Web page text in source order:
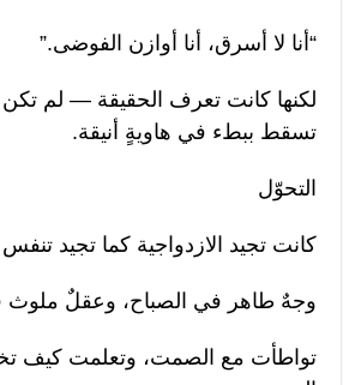
“أنا لا أسرق، أنا أوازن الفوضى.”
لكنها كانت تعرف الحقيقة — لم تكن
تسقط ببطء في هاويةٍ أنيقة.
التحوّل
كانت تجيد الازدواجية كما تجيد تنفس
وجهٌ طاهر في الصباح، وعقلٌ ملوث
تواطأت مع الصمت، وتعلمت كيف